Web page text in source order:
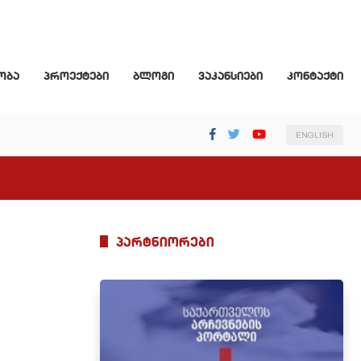
პროექტები ბლოგი ვაკანსიები კონტაქტი
ENGLISH
პარტნიორები